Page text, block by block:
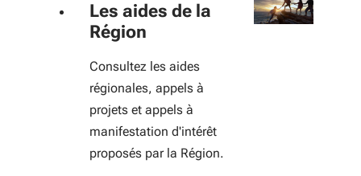
Les aides de la
Région
Consultez les aides
régionales, appels à
projets et appels à
manifestation d'intérêt
proposés par la Région.